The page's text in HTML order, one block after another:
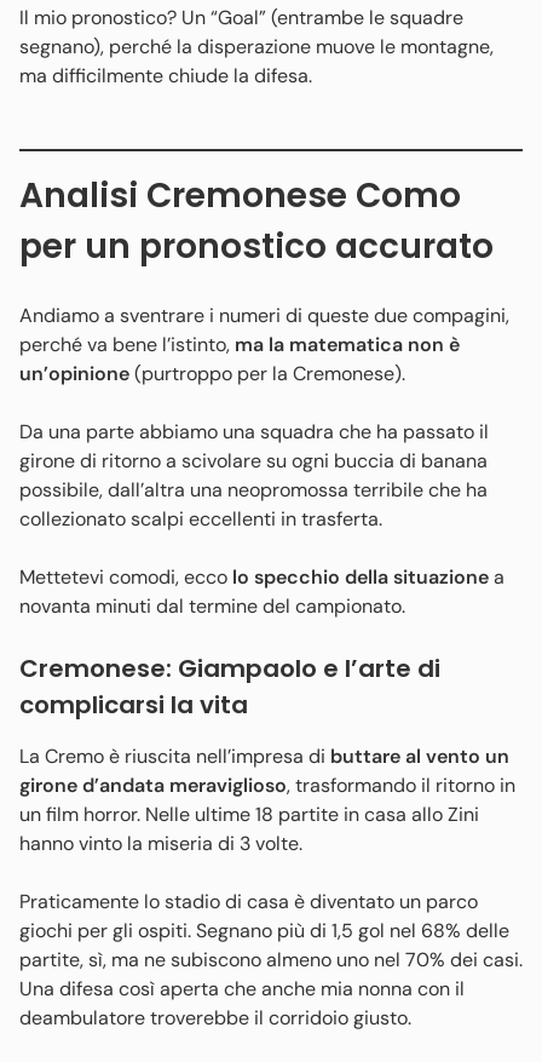
Il mio pronostico? Un “Goal” (entrambe le squadre
segnano), perché la disperazione muove le montagne,
ma difficilmente chiude la difesa.
Analisi Cremonese Como
per un pronostico accurato
Andiamo a sventrare i numeri di queste due compagini,
perché va bene l’istinto, ma la matematica non è
un’opinione(purtroppo per la Cremonese).
Da una parte abbiamo una squadra che ha passato il
girone di ritorno a scivolare su ogni buccia di banana
possibile, dall’altra una neopromossa terribile che ha
collezionato scalpi eccellenti in trasferta.
Mettetevi comodi, ecco lo specchio della situazionea
novanta minuti dal termine del campionato.
Cremonese: Giampaolo e l’arte di
complicarsi la vita
La Cremo è riuscita nell’impresa di buttare al vento un
girone d’andata meraviglioso, trasformando il ritorno in
un film horror. Nelle ultime 18 partite in casa allo Zini
hanno vinto la miseria di 3 volte.
Praticamente lo stadio di casa è diventato un parco
giochi per gli ospiti. Segnano più di 1,5 gol nel 68% delle
partite, sì, ma ne subiscono almeno uno nel 70% dei casi.
Una difesa così aperta che anche mia nonna con il
deambulatore troverebbe il corridoio giusto.